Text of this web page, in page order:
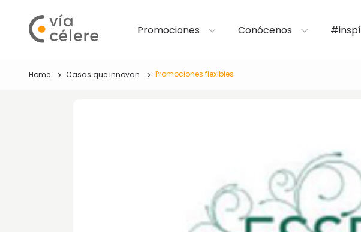
Promociones Conócenos
Home Casas que innovan Promociones flexibles